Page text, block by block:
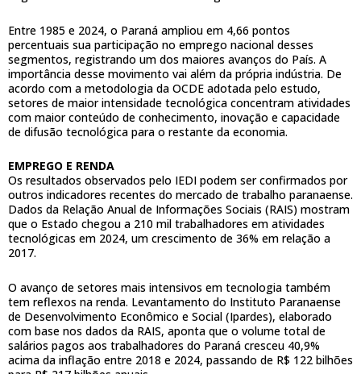
Entre 1985 e 2024, o Paraná ampliou em 4,66 pontos
percentuais sua participação no emprego nacional desses
segmentos, registrando um dos maiores avanços do País. A
importância desse movimento vai além da própria indústria. De
acordo com a metodologia da OCDE adotada pelo estudo,
setores de maior intensidade tecnológica concentram atividades
com maior conteúdo de conhecimento, inovação e capacidade
de difusão tecnológica para o restante da economia.
EMPREGO E RENDA
Os resultados observados pelo IEDI podem ser confirmados por
outros indicadores recentes do mercado de trabalho paranaense.
Dados da Relação Anual de Informações Sociais (RAIS) mostram
que o Estado chegou a 210 mil trabalhadores em atividades
tecnológicas em 2024, um crescimento de 36% em relação a
2017.
O avanço de setores mais intensivos em tecnologia também
tem reflexos na renda. Levantamento do Instituto Paranaense
de Desenvolvimento Econômico e Social (Ipardes), elaborado
com base nos dados da RAIS, aponta que o volume total de
salários pagos aos trabalhadores do Paraná cresceu 40,9%
acima da inflação entre 2018 e 2024, passando de R$ 122 bilhões